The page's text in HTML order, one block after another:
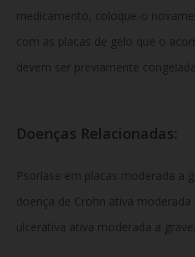
medicamento, coloque-o
com as placas de gelo que o
devem ser previamente
Doenças Relacionadas:
Psoríase em placas moderada a
doença de Crohn ativa
ulcerativa ativa moderada a grave.